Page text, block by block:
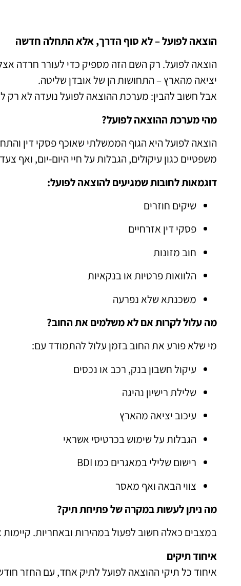
הוצאה לפועל – לא סוף הדרך, אלא התחלה חדשה
הוצאה לפועל. רק השם הזה מספיק כדי לעורר חרדה אצל
יציאה מהארץ – התחושות הן של אובדן שליטה.
אבל חשוב להבין: מערכת ההוצאה לפועל נועדה לא רק
מהי מערכת ההוצאה לפועל?
הוצאה לפועל היא הגוף הממשלתי שאוכף פסקי דין
משפטיים כגון עיקולים, הגבלות על חיי היום-יום, ואף
דוגמאות לחובות שמגיעים להוצאה לפועל:
שיקים חוזרים
פסקי דין אזרחיים
חוב מזונות
הלוואות פרטיות או בנקאיות
משכנתא שלא נפרעה
מה עלול לקרות אם לא משלמים את החוב?
מי שלא פורע את החוב בזמן עלול להתמודד עם:
עיקול חשבון בנק, רכב או נכסים
שלילת רישיון נהיגה
עיכוב יציאה מהארץ
הגבלות על שימוש בכרטיסי אשראי
רישום שלילי במאגרים כמו BDI
צווי הבאה ואף מאסר
מה ניתן לעשות במקרה של פתיחת תיק?
במצבים כאלה חשוב לפעול במהירות ובאחריות.
איחוד תיקים
איחוד כל תיקי ההוצאה לפועל לתיק אחד, עם החזר